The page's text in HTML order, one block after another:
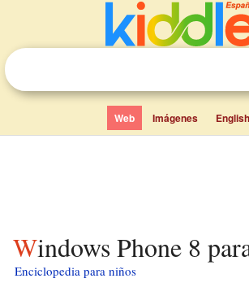
Web Imágenes English
Windows Phone 8
Enciclopedia para niños